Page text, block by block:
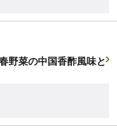
野菜の中国香酢風味と